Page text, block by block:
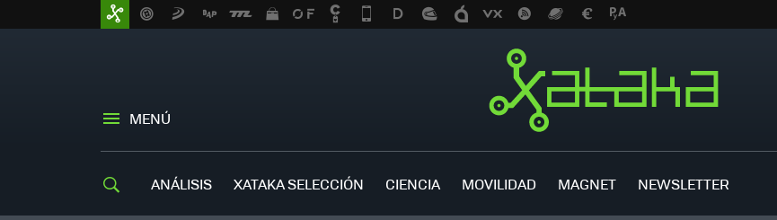
MENÚ
ANÁLISIS XATAKA SELECCIÓN CIENCIA MOVILIDAD MAGNET NEWSLETTER